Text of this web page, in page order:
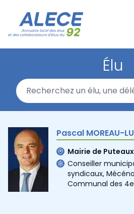
Élu
Pascal MOREAU-
Mairie de Puteaux
Conseiller
syndicaux,
Communal des 4e